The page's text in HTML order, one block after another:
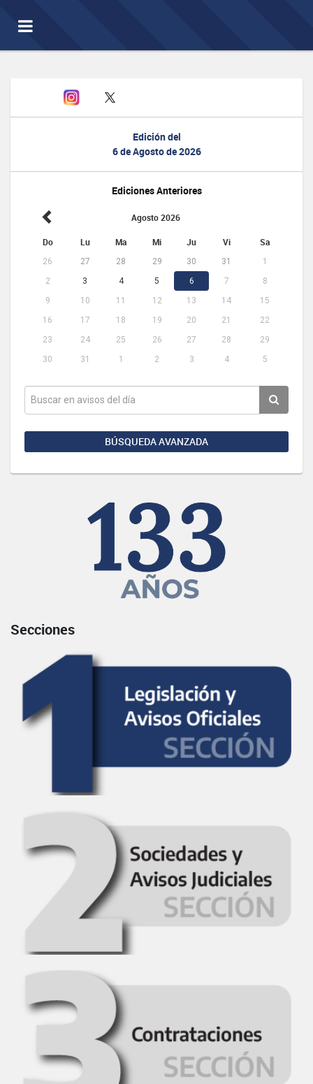
Toggle
navigation
Edición del
6 de Agosto de 2026
Ediciones Anteriores
Agosto 2026
Do Lu Ma Mi Ju Vi Sa
26 27 28 29 30 31
1
2
3 4 5 6 7
8
9
10 11 12 13 14
15
16
17 18 19 20 21
22
23
24 25 26 27 28
29
30
31 1 2 3 4 5
BÚSQUEDA AVANZADA
Secciones